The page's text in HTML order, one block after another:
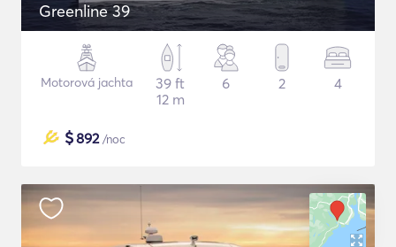
Greenline 39
Motorová jachta
39 ft
12 m
6 2 4
$892/noc